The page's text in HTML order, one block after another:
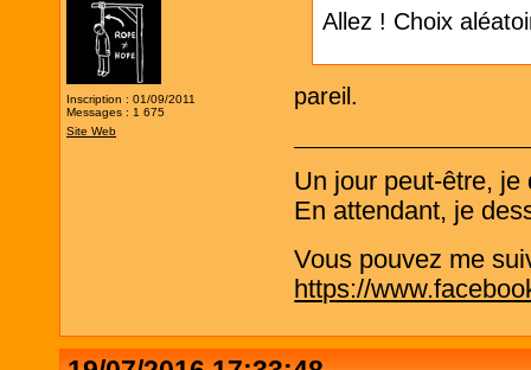
Inscription : 01/09/2011
Messages : 1 675
Site Web
Allez ! Choix
pareil.
Un jour peut-être,
En attendant, je
Vous pouvez me
https://